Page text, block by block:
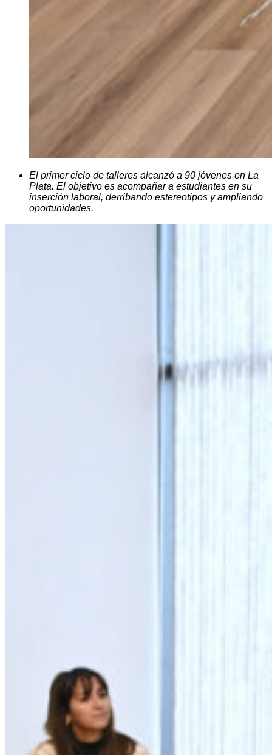
El primer ciclo de talleres alcanzó a 90 jóvenes en La
Plata. El objetivo es acompañar a estudiantes en su
inserción laboral, derribando estereotipos y ampliando
oportunidades.